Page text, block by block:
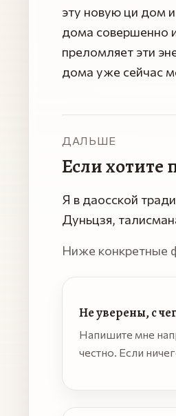
эту новую ци дом
дома совершенно
преломляет эти
дома уже сейчас
ДАЛЬШЕ
Если хотите
Я в даосской
Дуньцзя,
Ниже конкретные
Не уверены, с
Напишите мне
честно. Если